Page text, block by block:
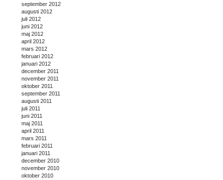
september 2012
augusti 2012
juli 2012
juni 2012
maj 2012
april 2012
mars 2012
februari 2012
januari 2012
december 2011
november 2011
oktober 2011
september 2011
augusti 2011
juli 2011
juni 2011
maj 2011
april 2011
mars 2011
februari 2011
januari 2011
december 2010
november 2010
oktober 2010